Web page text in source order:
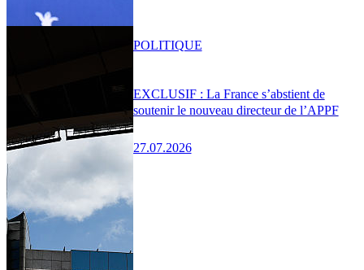
EXCLUSIF : La France s’abstient de
soutenir le nouveau directeur de l’APPF
27.07.2026
POLITIQUE